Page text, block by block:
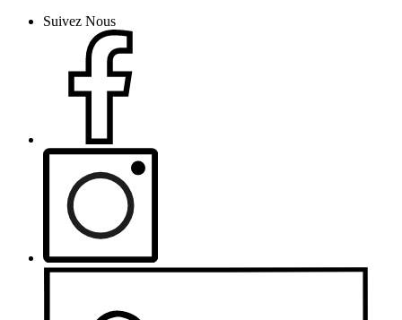
Suivez Nous